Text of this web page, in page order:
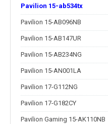
Pavilion 15-ab534tx
Pavilion 15-AB096NB
Pavilion 15-AB147UR
Pavilion 15-AB234NG
Pavilion 15-AN001LA
Pavilion 17-G112NG
Pavilion 17-G182CY
Pavilion Gaming 15-AK110NB